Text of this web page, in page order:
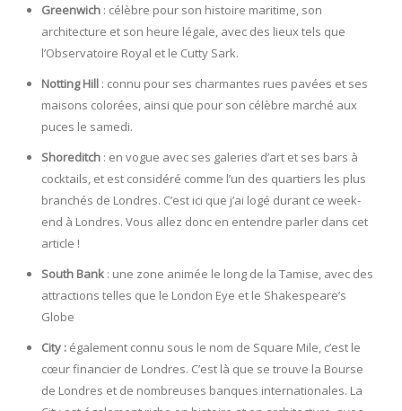
Greenwich : célèbre pour son histoire maritime, son
architecture et son heure légale, avec des lieux tels que
l’Observatoire Royal et le Cutty Sark.
Notting Hill : connu pour ses charmantes rues pavées et ses
maisons colorées, ainsi que pour son célèbre marché aux
puces le samedi.
Shoreditch : en vogue avec ses galeries d’art et ses bars à
cocktails, et est considéré comme l’un des quartiers les plus
branchés de Londres. C’est ici que j’ai logé durant ce week-
end à Londres. Vous allez donc en entendre parler dans cet
article !
South Bank : une zone animée le long de la Tamise, avec des
attractions telles que le London Eye et le Shakespeare’s
Globe
City : également connu sous le nom de Square Mile, c’est le
cœur financier de Londres. C’est là que se trouve la Bourse
de Londres et de nombreuses banques internationales. La